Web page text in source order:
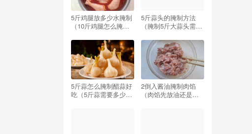
5斤鸡腿放多少水腌制
（10斤鸡腿怎么腌制
5斤蒜头的腌制方法
（腌制5斤大蒜头需要
5斤蒜怎么腌制醋蒜好
吃（5斤蒜需要多少糖
2倒入酱油腌制肉馅
（肉馅先放油还是先